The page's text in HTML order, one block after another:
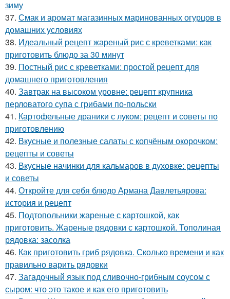
зиму
37. Смак и аромат магазинных маринованных огурцов в
домашних условиях
38. Идеальный рецепт жареный рис с креветками: как
приготовить блюдо за 30 минут
39. Постный рис с креветками: простой рецепт для
домашнего приготовления
40. Завтрак на высоком уровне: рецепт крупника
перловатого супа с грибами по-польски
41. Картофельные драники с луком: рецепт и советы по
приготовлению
42. Вкусные и полезные салаты с копчёным окорочком:
рецепты и советы
43. Вкусные начинки для кальмаров в духовке: рецепты
и советы
44. Откройте для себя блюдо Армана Давлетьярова:
история и рецепт
45. Подтопольники жареные с картошкой, как
приготовить. Жареные рядовки с картошкой. Тополиная
рядовка: засолка
46. Как приготовить гриб рядовка. Сколько времени и как
правильно варить рядовки
47. Загадочный язык под сливочно-грибным соусом с
сыром: что это такое и как его приготовить